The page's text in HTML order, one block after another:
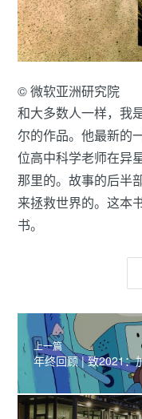
© 微软亚洲研究院
和大多数人一样，我
尔的作品。他最新的
位高中科学老师在异
那里的。故事的后半
来拯救世界的。这本
书。
上一篇
年终回顾 | 致2021：